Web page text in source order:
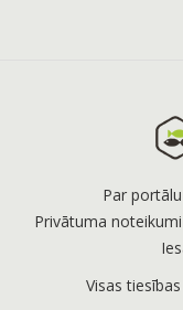
Par portālu
Privātuma noteikumi
Visas